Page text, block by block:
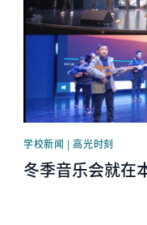
学校新闻 | 高光时刻
冬季音乐会就在